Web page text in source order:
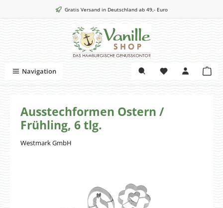
Zum Hauptinhalt springenGratis Versand in Deutschland ab 49,- Euro
Navigation
Ausstechformen Ostern /
Frühling, 6 tlg.
Westmark GmbH